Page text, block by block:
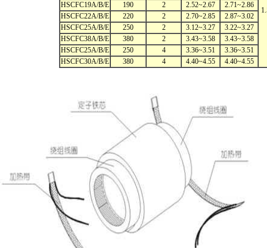
HSCFC19A/B/E
190 2 2.52~2.67
2.71~2.86
HSCFC22A/B/E
220 2 2.70~2.85
2.87~3.02
HSCFC25A/B/E
250 2 3.12~3.27
3.22~3.27
HSCFC38A/B/E
380 2 3.43~3.58
3.43~3.58
HSCFC25A/B/E
250 4 3.36~3.51
3.36~3.51
HSCFC30A/B/E
380 4 4.40~4.55 4.40~4.55